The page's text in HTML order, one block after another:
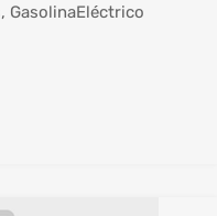
GasolinaEléctrico